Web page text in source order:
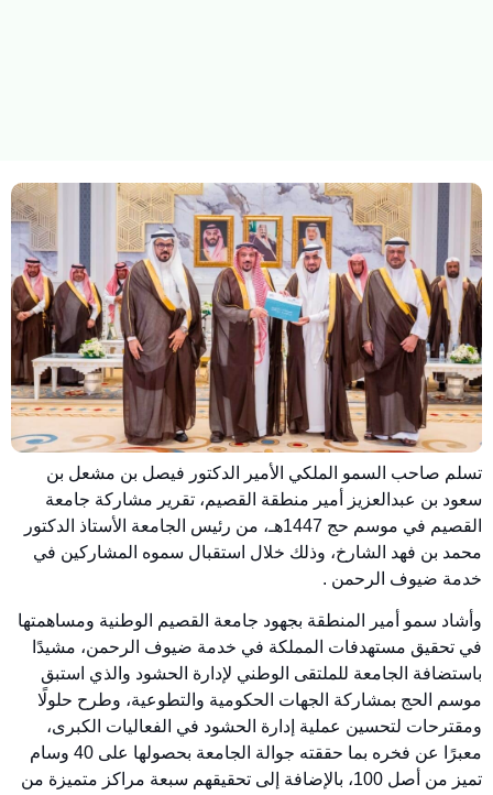
تسلم صاحب السمو الملكي الأمير الدكتور فيصل بن مشعل بن
سعود بن عبدالعزيز أمير منطقة القصيم، تقرير مشاركة جامعة
القصيم في موسم حج 1447هـ، من رئيس الجامعة الأستاذ الدكتور
محمد بن فهد الشارخ، وذلك خلال استقبال سموه المشاركين في
خدمة ضيوف الرحمن .
وأشاد سمو أمير المنطقة بجهود جامعة القصيم الوطنية ومساهمتها
في تحقيق مستهدفات المملكة في خدمة ضيوف الرحمن، مشيدًا
باستضافة الجامعة للملتقى الوطني لإدارة الحشود والذي استبق
موسم الحج بمشاركة الجهات الحكومية والتطوعية، وطرح حلولًا
ومقترحات لتحسين عملية إدارة الحشود في الفعاليات الكبرى،
معبرًا عن فخره بما حققته جوالة الجامعة بحصولها على 40 وسام
تميز من أصل 100، بالإضافة إلى تحقيقهم سبعة مراكز متميزة من